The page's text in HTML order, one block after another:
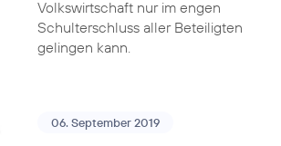
Volkswirtschaft nur im engen
Schulterschluss aller Beteiligten
gelingen kann.
06. September 2019